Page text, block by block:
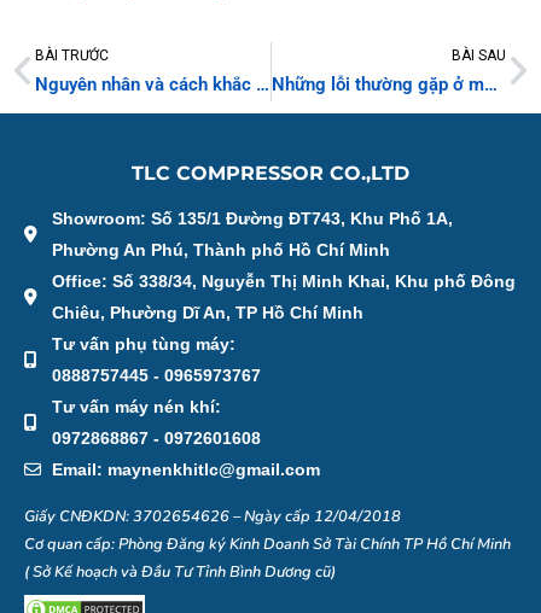
Prev
BÀI TRƯỚC
Nguyên nhân và cách khắc phục Những lỗi thường gặp của máy sấy khí
BÀI SAU
Những lỗi thường gặp ở máy nén khí và cách khắc phục
TLC COMPRESSOR CO.,LTD
Showroom: Số 135/1 Đường ĐT743, Khu Phố 1A,
Phường An Phú, Thành phố Hồ Chí Minh
Office: Số 338/34, Nguyễn Thị Minh Khai, Khu phố Đông
Chiêu, Phường Dĩ An, TP Hồ Chí Minh
Tư vấn phụ tùng máy:
0888757445 - 0965973767
Tư vấn máy nén khí:
0972868867 - 0972601608
Email: maynenkhitlc@gmail.com
Giấy CNĐKDN: 3702654626 – Ngày cấp 12/04/2018
Cơ quan cấp: Phòng Đăng ký Kinh Doanh Sở Tài Chính TP Hồ Chí Minh
( Sở Kế hoạch và Đầu Tư Tỉnh Bình Dương cũ)